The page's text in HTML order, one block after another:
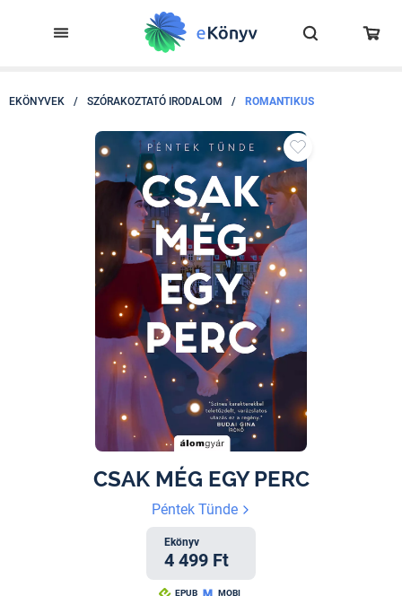
EKÖNYVEK / SZÓRAKOZTATÓ IRODALOM / ROMANTIKUS
CSAK MÉG EGY PERC
Péntek Tünde
Ekönyv
4 499 Ft
EPUB MOBI